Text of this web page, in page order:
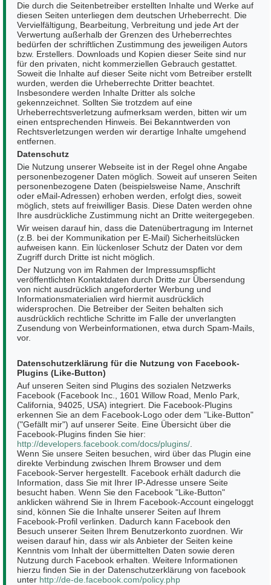
Die durch die Seitenbetreiber erstellten Inhalte und Werke auf
diesen Seiten unterliegen dem deutschen Urheberrecht. Die
Vervielfältigung, Bearbeitung, Verbreitung und jede Art der
Verwertung außerhalb der Grenzen des Urheberrechtes
bedürfen der schriftlichen Zustimmung des jeweiligen Autors
bzw. Erstellers. Downloads und Kopien dieser Seite sind nur
für den privaten, nicht kommerziellen Gebrauch gestattet.
Soweit die Inhalte auf dieser Seite nicht vom Betreiber erstellt
wurden, werden die Urheberrechte Dritter beachtet.
Insbesondere werden Inhalte Dritter als solche
gekennzeichnet. Sollten Sie trotzdem auf eine
Urheberrechtsverletzung aufmerksam werden, bitten wir um
einen entsprechenden Hinweis. Bei Bekanntwerden von
Rechtsverletzungen werden wir derartige Inhalte umgehend
entfernen.
Datenschutz
Die Nutzung unserer Webseite ist in der Regel ohne Angabe
personenbezogener Daten möglich. Soweit auf unseren Seiten
personenbezogene Daten (beispielsweise Name, Anschrift
oder eMail-Adressen) erhoben werden, erfolgt dies, soweit
möglich, stets auf freiwilliger Basis. Diese Daten werden ohne
Ihre ausdrückliche Zustimmung nicht an Dritte weitergegeben.
Wir weisen darauf hin, dass die Datenübertragung im Internet
(z.B. bei der Kommunikation per E-Mail) Sicherheitslücken
aufweisen kann. Ein lückenloser Schutz der Daten vor dem
Zugriff durch Dritte ist nicht möglich.
Der Nutzung von im Rahmen der Impressumspflicht
veröffentlichten Kontaktdaten durch Dritte zur Übersendung
von nicht ausdrücklich angeforderter Werbung und
Informationsmaterialien wird hiermit ausdrücklich
widersprochen. Die Betreiber der Seiten behalten sich
ausdrücklich rechtliche Schritte im Falle der unverlangten
Zusendung von Werbeinformationen, etwa durch Spam-Mails,
vor.
Datenschutzerklärung für die Nutzung von Facebook-
Plugins (Like-Button)
Auf unseren Seiten sind Plugins des sozialen Netzwerks
Facebook (Facebook Inc., 1601 Willow Road, Menlo Park,
California, 94025, USA) integriert. Die Facebook-Plugins
erkennen Sie an dem Facebook-Logo oder dem "Like-Button"
("Gefällt mir") auf unserer Seite. Eine Übersicht über die
Facebook-Plugins finden Sie hier:
http://developers.facebook.com/docs/plugins/
Wenn Sie unsere Seiten besuchen, wird über das Plugin eine
direkte Verbindung zwischen Ihrem Browser und dem
Facebook-Server hergestellt. Facebook erhält dadurch die
Information, dass Sie mit Ihrer IP-Adresse unsere Seite
besucht haben. Wenn Sie den Facebook "Like-Button"
anklicken während Sie in Ihrem Facebook-Account eingeloggt
sind, können Sie die Inhalte unserer Seiten auf Ihrem
Facebook-Profil verlinken. Dadurch kann Facebook den
Besuch unserer Seiten Ihrem Benutzerkonto zuordnen. Wir
weisen darauf hin, dass wir als Anbieter der Seiten keine
Kenntnis vom Inhalt der übermittelten Daten sowie deren
Nutzung durch Facebook erhalten. Weitere Informationen
hierzu finden Sie in der Datenschutzerklärung von facebook
unter http://de-de.facebook.com/policy.php